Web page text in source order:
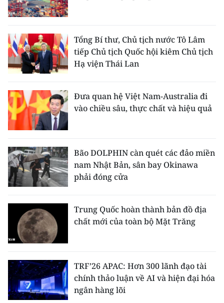
Tổng Bí thư, Chủ tịch nước Tô Lâm
tiếp Chủ tịch Quốc hội kiêm Chủ tịch
Hạ viện Thái Lan
Đưa quan hệ Việt Nam-Australia đi
vào chiều sâu, thực chất và hiệu quả
Bão DOLPHIN càn quét các đảo miền
nam Nhật Bản, sân bay Okinawa
phải đóng cửa
Trung Quốc hoàn thành bản đồ địa
chất mới của toàn bộ Mặt Trăng
TRF’26 APAC: Hơn 300 lãnh đạo tài
chính thảo luận về AI và hiện đại hóa
ngân hàng lõi